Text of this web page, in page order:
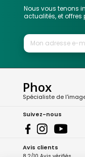
Nous vous tenons
actualités, et offres
Phox
Spécialiste de
Suivez-nous
Avis clients